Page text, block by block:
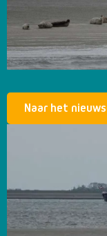
Naar het